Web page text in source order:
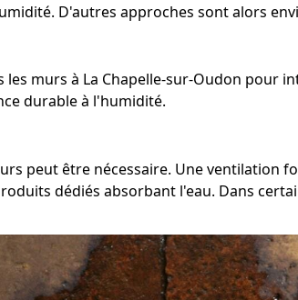
D'autres approches sont alors
murs à La Chapelle-sur-Oudon pour
durable à l'humidité.
peut être nécessaire. Une ventilation
dédiés absorbant l'eau. Dans